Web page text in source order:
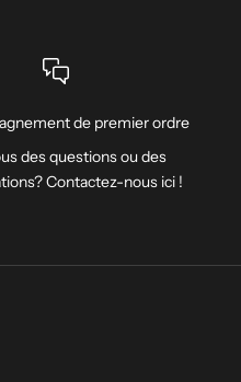
de premier ordre
des questions ou des
Contactez-nous ici!